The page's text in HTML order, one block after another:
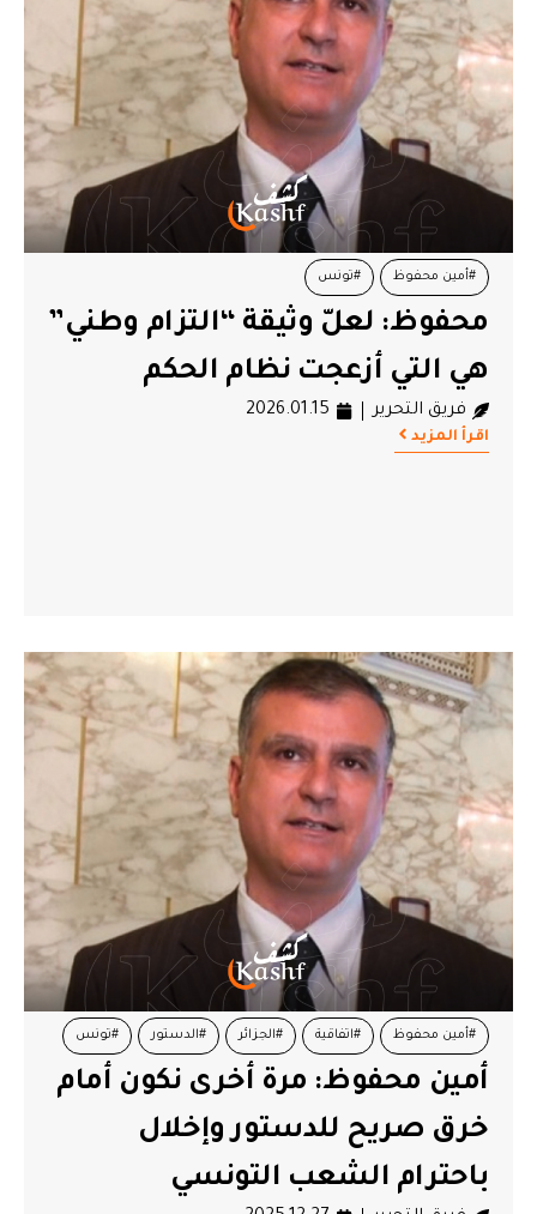
#أمين محفوظ #تونس
محفوظ: لعلّ وثيقة “التزام وطني”
هي التي أزعجت نظام الحكم
فريق التحرير 2026.01.15
اقرأ المزيد
#أمين محفوظ #اتفاقية #الجزائر #الدستور #تونس
أمين محفوظ: مرة أخرى نكون أمام
خرق صريح للدستور وإخلال
باحترام الشعب التونسي